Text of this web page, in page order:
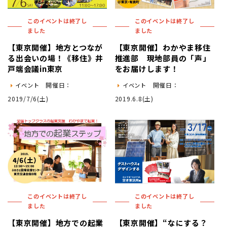
このイベントは終了し
ました
【東京開催】地方とつなが
る出会いの場！《移住》井
戸端会議in東京
イベント
開催日：
2019/7/6(土)
このイベントは終了し
ました
【東京開催】わかやま移住
推進部 現地部員の「声」
をお届けします！
イベント
開催日：
2019.6.8(土)
このイベントは終了し
ました
【東京開催】地方での起業
このイベントは終了し
ました
【東京開催】“なにする？